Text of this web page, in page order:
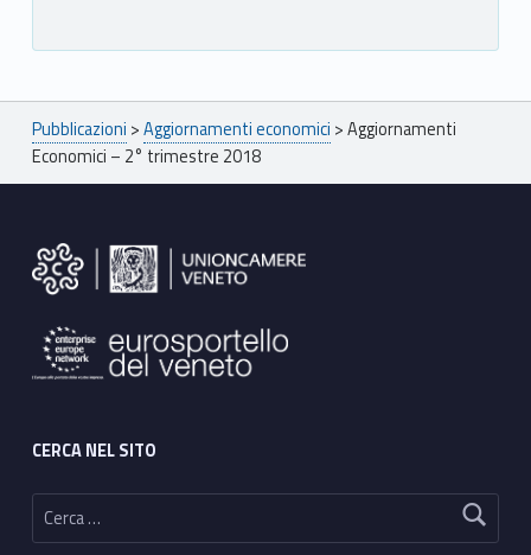
Breadcrumbs navigation
Pubblicazioni >Aggiornamenti economici >Aggiornamenti
Economici – 2° trimestre 2018
CERCA NEL SITO
Ricerca per: